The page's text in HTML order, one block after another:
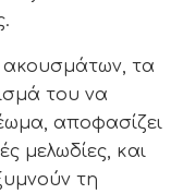
ακουσμάτων, τα
του να
αποφασίζει
μελωδίες, και
τη